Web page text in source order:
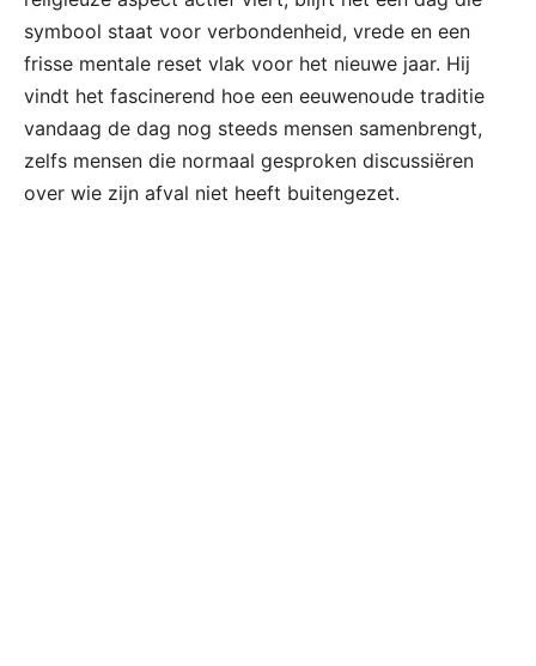
symbool staat voor verbondenheid, vrede en een
frisse mentale reset vlak voor het nieuwe jaar. Hij
vindt het fascinerend hoe een eeuwenoude traditie
vandaag de dag nog steeds mensen samenbrengt,
zelfs mensen die normaal gesproken discussiëren
over wie zijn afval niet heeft buitengezet.